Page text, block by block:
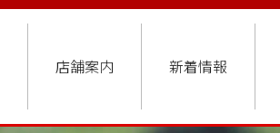
店舗案内 新着情報